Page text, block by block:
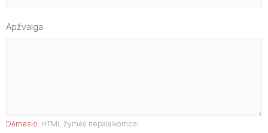
Apžvalga
Dėmesio: HTML žymės nepalaikomos!